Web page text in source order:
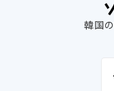
韓国